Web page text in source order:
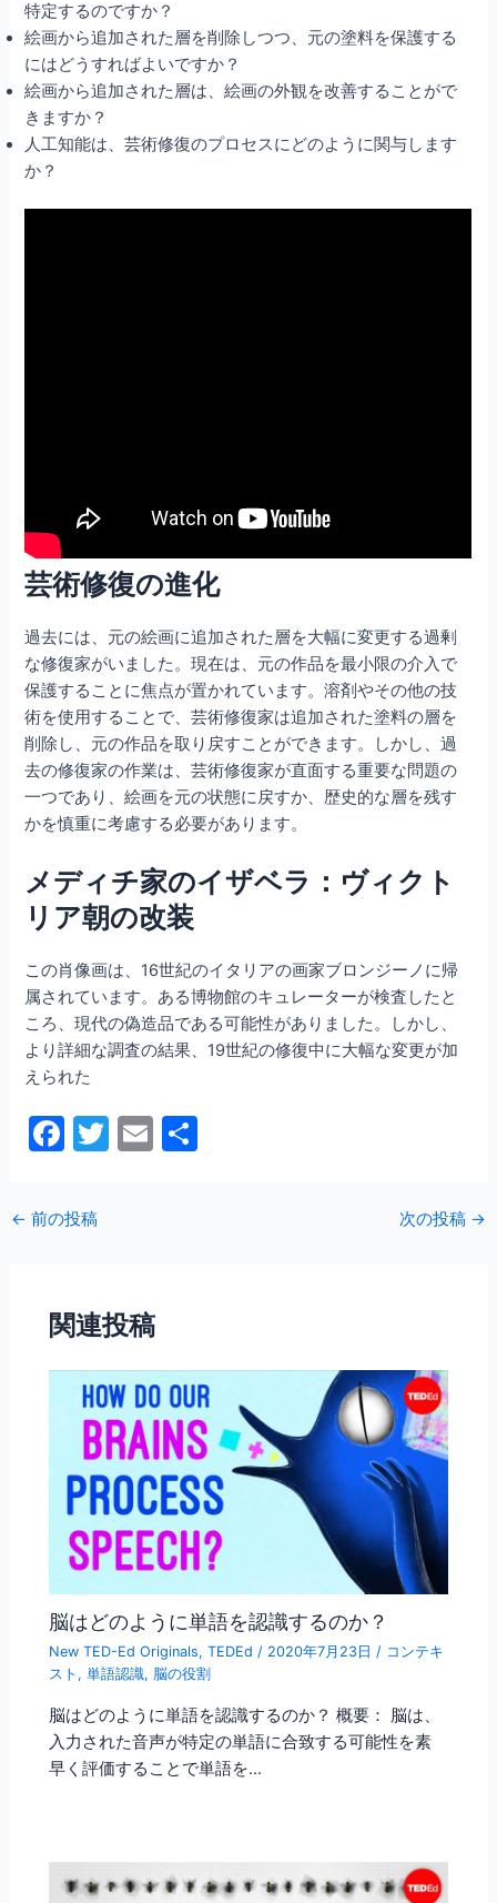
特定するのですか？
絵画から追加された層を削除しつつ、元の塗料を保護する
にはどうすればよいですか？
絵画から追加された層は、絵画の外観を改善することがで
きますか？
人工知能は、芸術修復のプロセスにどのように関与します
か？
芸術修復の進化
過去には、元の絵画に追加された層を大幅に変更する過剰
な修復家がいました。現在は、元の作品を最小限の介入で
保護することに焦点が置かれています。溶剤やその他の技
術を使用することで、芸術修復家は追加された塗料の層を
削除し、元の作品を取り戻すことができます。しかし、過
去の修復家の作業は、芸術修復家が直面する重要な問題の
一つであり、絵画を元の状態に戻すか、歴史的な層を残す
かを慎重に考慮する必要があります。
メディチ家のイザベラ：ヴィクト
リア朝の改装
この肖像画は、16世紀のイタリアの画家ブロンジーノに帰
属されています。ある博物館のキュレーターが検査したと
ころ、現代の偽造品である可能性がありました。しかし、
より詳細な調査の結果、19世紀の修復中に大幅な変更が加
えられた
F
c
e
o
o
k
T
E
← 前の投稿 次の投稿 →
関連投稿
脳はどのように単語を認識するのか？
New TED-Ed Originals,TEDEd / 2020年7月23日/ コンテキ
スト ,単語認識, 脳の役割
脳はどのように単語を認識するのか？ 概要： 脳は、
入力された音声が特定の単語に合致する可能性を素
早く評価することで単語を…